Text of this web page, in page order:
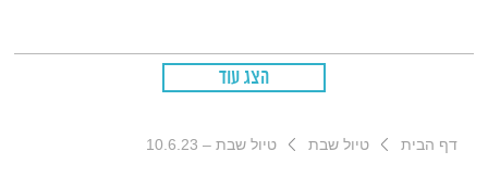
הצג עוד
דף הבית טיול שבת טיול שבת – 10.6.23